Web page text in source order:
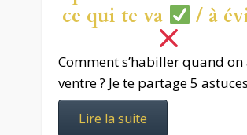
ce qui te va
/ à
Comment s’habiller quand on
ventre ? Je te partage 5 astuces
Lire la suite